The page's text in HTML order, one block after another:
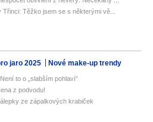
Těžko jsem se s některými vě...
jaro 2025 Nové make-up trendy
to o „slabším pohlaví“
z podvodu!
ze zápalkových krabiček